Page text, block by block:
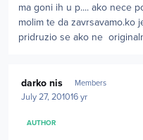
ma goni ih u p.... ako nece
molim te da zavrsavamo.ko
pridruzio se ako ne
darko nis Members
July 27, 201016 yr
AUTHOR